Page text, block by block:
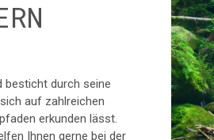
besticht durch seine
auf zahlreichen
erkunden lässt.
Ihnen gerne bei der